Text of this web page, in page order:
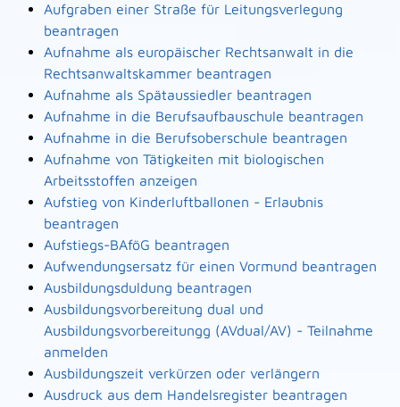
Aufgraben einer Straße für Leitungsverlegung
beantragen
Aufnahme als europäischer Rechtsanwalt in die
Rechtsanwaltskammer beantragen
Aufnahme als Spätaussiedler beantragen
Aufnahme in die Berufsaufbauschule beantragen
Aufnahme in die Berufsoberschule beantragen
Aufnahme von Tätigkeiten mit biologischen
Arbeitsstoffen anzeigen
Aufstieg von Kinderluftballonen - Erlaubnis
beantragen
Aufstiegs-BAföG beantragen
Aufwendungsersatz für einen Vormund beantragen
Ausbildungsduldung beantragen
Ausbildungsvorbereitung dual und
Ausbildungsvorbereitungg (AVdual/AV) - Teilnahme
anmelden
Ausbildungszeit verkürzen oder verlängern
Ausdruck aus dem Handelsregister beantragen